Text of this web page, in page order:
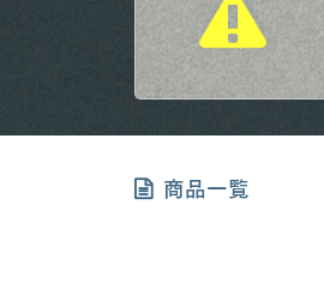
商品一覧